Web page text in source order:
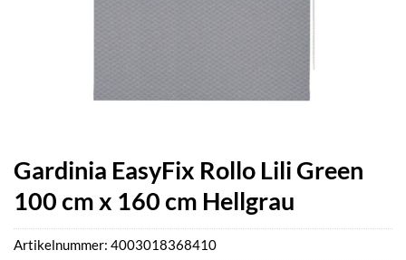
Gardinia EasyFix Rollo Lili Green
100 cm x 160 cm Hellgrau
Artikelnummer: 4003018368410